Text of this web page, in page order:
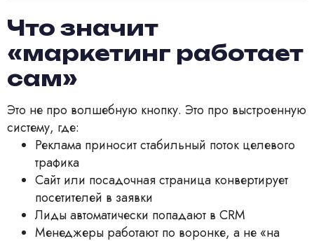
Что значит
«маркетинг работает
сам»
Это не про волшебную кнопку. Это про выстроенную
систему, где:
Реклама приносит стабильный поток целевого
трафика
Сайт или посадочная страница конвертирует
посетителей в заявки
Лиды автоматически попадают в CRM
Менеджеры работают по воронке, а не «на